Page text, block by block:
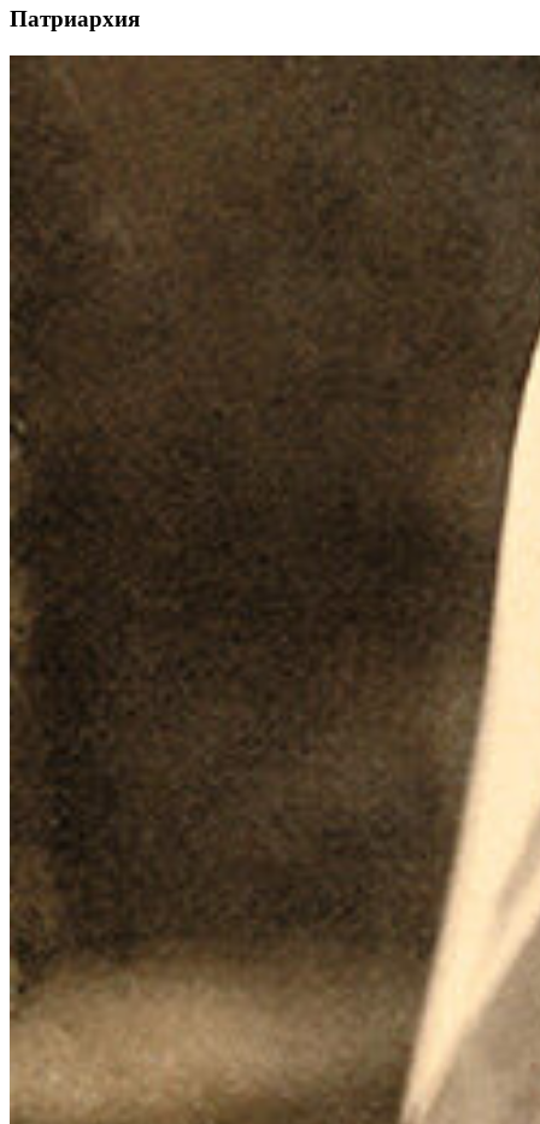
Патриархия